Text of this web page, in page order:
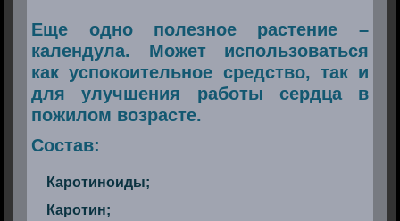
Еще одно полезное растение –
календула. Может использоваться
как успокоительное средство, так и
для улучшения работы сердца в
пожилом возрасте.
Состав:
Каротиноиды;
Каротин;